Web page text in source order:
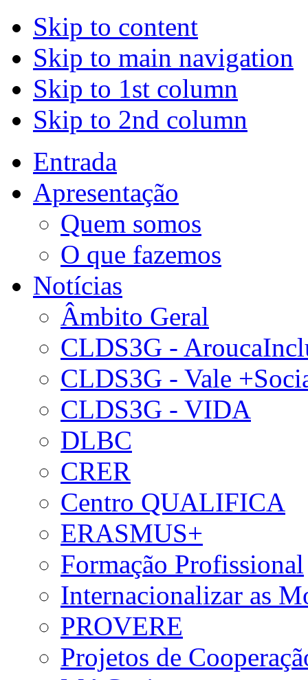
Skip to content
Skip to main navigation
Skip to 1st column
Skip to 2nd column
Entrada
Apresentação
Quem somos
O que fazemos
Notícias
Âmbito Geral
CLDS3G -
CLDS3G - Vale
CLDS3G - VIDA
DLBC
CRER
Centro QUALIFICA
ERASMUS+
Formação Profissional
Internacionalizar as
PROVERE
Projetos de